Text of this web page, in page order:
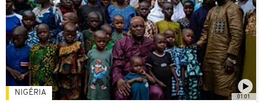
01:01
NIGÉRIA